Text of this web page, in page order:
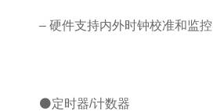
– 硬件支持内外时钟校准和监控
⚫定时器/计数器